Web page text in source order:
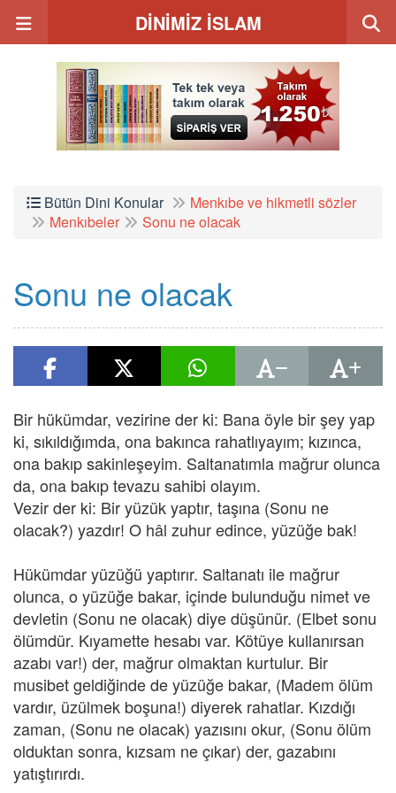
DİNİMİZ İSLAM
Bütün Dini Konular
Menkıbe ve hikmetli sözler
Menkıbeler
Sonu ne olacak
Sonu ne olacak
Bir hükümdar, vezirine der ki: Bana öyle bir şey yap
ki, sıkıldığımda, ona bakınca rahatlıyayım; kızınca,
ona bakıp sakinleşeyim. Saltanatımla mağrur olunca
da, ona bakıp tevazu sahibi olayım.
Vezir der ki: Bir yüzük yaptır, taşına (Sonu ne
olacak?) yazdır! O hâl zuhur edince, yüzüğe bak!
Hükümdar yüzüğü yaptırır. Saltanatı ile mağrur
olunca, o yüzüğe bakar, içinde bulunduğu nimet ve
devletin (Sonu ne olacak) diye düşünür. (Elbet sonu
ölümdür. Kıyamette hesabı var. Kötüye kullanırsan
azabı var!) der, mağrur olmaktan kurtulur. Bir
musibet geldiğinde de yüzüğe bakar, (Madem ölüm
vardır, üzülmek boşuna!) diyerek rahatlar. Kızdığı
zaman, (Sonu ne olacak) yazısını okur, (Sonu ölüm
olduktan sonra, kızsam ne çıkar) der, gazabını
yatıştırırdı.